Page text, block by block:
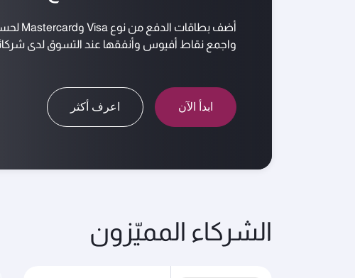
أضف بطاقات الدفع من نوع Visa وMastercard لحساب عضويتك في نادي الامتياز
واجمع نقاط أفيوس وأنفقها عند التسوق لدى
ابدأ الآن اعرف أكثر
الشركاء المميّزون